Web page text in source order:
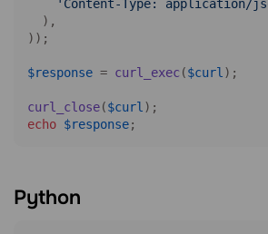
'Content-Type: application/
  ),
));
$response = curl_exec($curl );
curl_close($curl
echo $response;
Python